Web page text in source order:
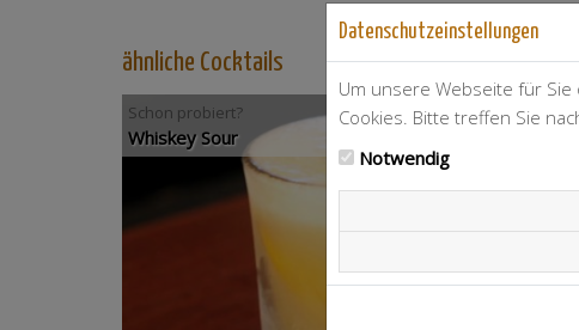
ähnliche Cocktails
Schon probiert?
Whiskey Sour
Datenschutzeinstellungen
Um unsere Webseite für
Cookies. Bitte treffen Sie
Notwendig